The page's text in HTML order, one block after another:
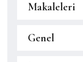
Makaleleri
Genel